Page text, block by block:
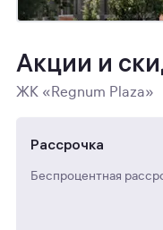
Акции и
ЖК «Regnum Plaza»
Рассрочка
Беспроцентная